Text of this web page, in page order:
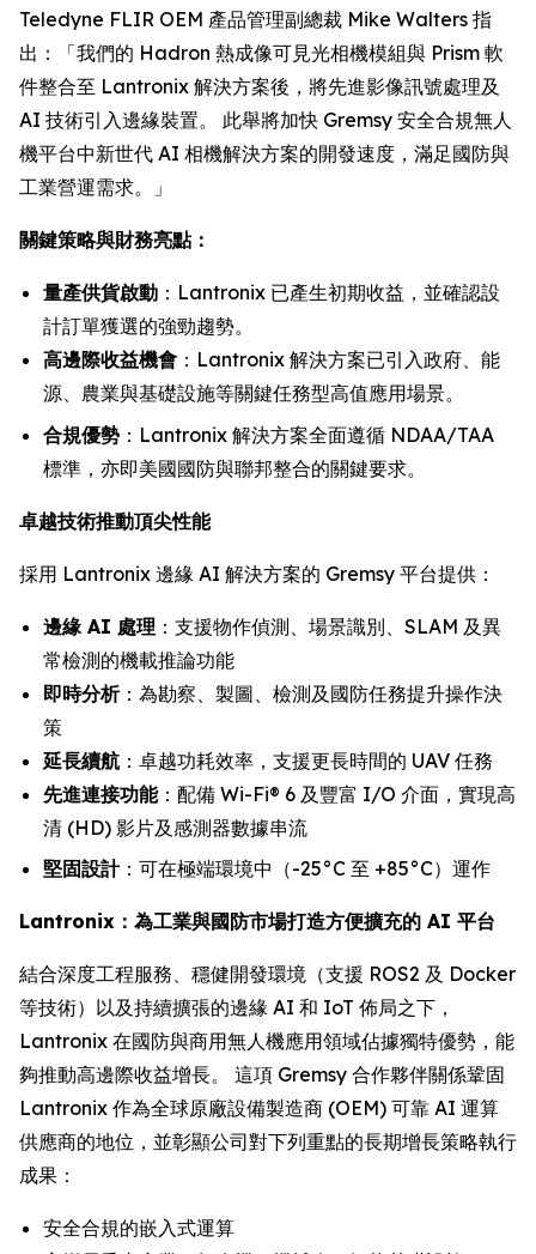
Teledyne FLIR OEM 產品管理副總裁 Mike Walters 指
出：「我們的 Hadron 熱成像可見光相機模組與 Prism 軟
件整合至 Lantronix 解決方案後，將先進影像訊號處理及
AI 技術引入邊緣裝置。 此舉將加快 Gremsy 安全合規無人
機平台中新世代 AI 相機解決方案的開發速度，滿足國防與
工業營運需求。」
關鍵策略與財務亮點：
量產供貨啟動 ：Lantronix 已產生初期收益，並確認設
計訂單獲選的強勁趨勢。
高邊際收益機會 ：Lantronix 解決方案已引入政府、能
源、農業與基礎設施等關鍵任務型高值應用場景。
合規優勢 ：Lantronix 解決方案全面遵循 NDAA/TAA
標準，亦即美國國防與聯邦整合的關鍵要求。
卓越技術推動頂尖性能
採用 Lantronix 邊緣 AI 解決方案的 Gremsy 平台提供：
邊緣 AI 處理 ：支援物作偵測、場景識別、SLAM 及異
常檢測的機載推論功能
即時分析：為勘察、製圖、檢測及國防任務提升操作決
策
延長續航 ：卓越功耗效率，支援更長時間的 UAV 任務
先進連接功能：配備 Wi-Fi® 6 及豐富 I/O 介面，實現高
清 (HD) 影片及感測器數據串流
堅固設計：可在極端環境中（-25°C 至 +85°C）運作
Lantronix：為工業與國防市場打造方便擴充的 AI 平台
結合深度工程服務、穩健開發環境（支援 ROS2 及 Docker
等技術）以及持續擴張的邊緣 AI 和 IoT 佈局之下，
Lantronix 在國防與商用無人機應用領域佔據獨特優勢，能
夠推動高邊際收益增長。 這項 Gremsy 合作夥伴關係鞏固
Lantronix 作為全球原廠設備製造商 (OEM) 可靠 AI 運算
供應商的地位，並彰顯公司對下列重點的長期增長策略執行
成果：
安全合規的嵌入式運算